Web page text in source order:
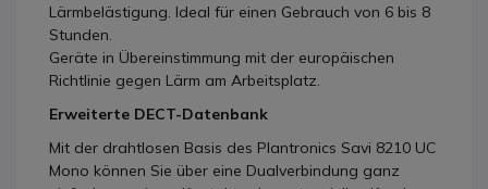
Lärmbelästigung. Ideal für einen Gebrauch von 6 bis 8
Stunden.
Geräte in Übereinstimmung mit der europäischen
Richtlinie gegen Lärm am Arbeitsplatz.
Erweiterte DECT-Datenbank
Mit der drahtlosen Basis des Plantronics Savi 8210 UC
Mono können Sie über eine Dualverbindung ganz